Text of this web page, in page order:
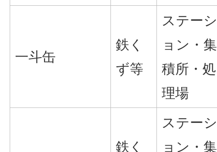
一斗缶
鉄く
ず等
ステーシ
ョン・集
積所・処
理場
鉄く
ステーシ
ョン・集